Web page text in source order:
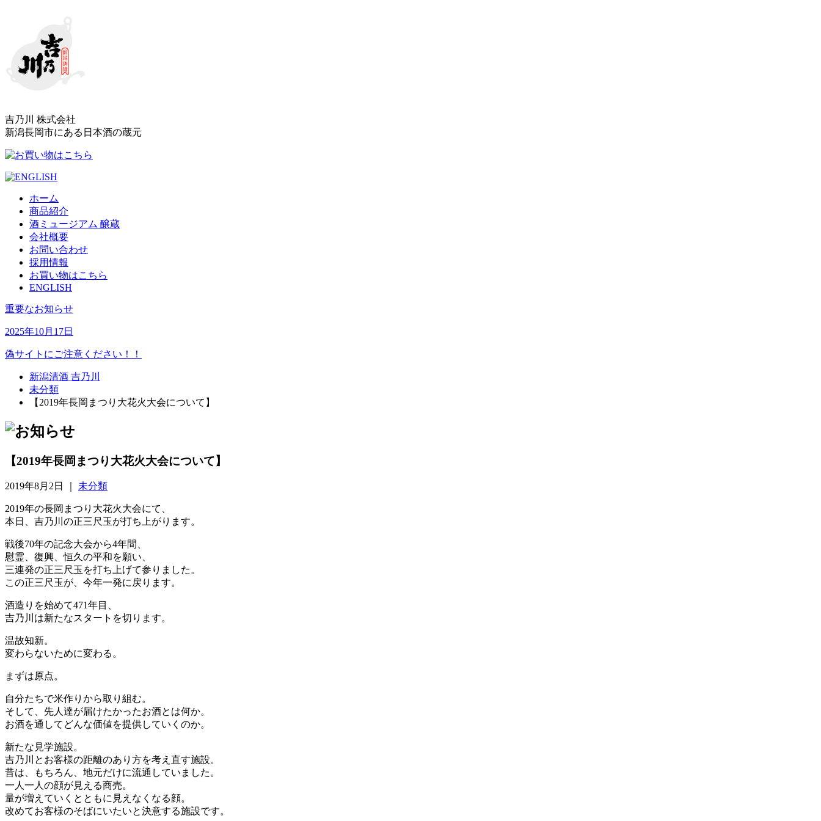
吉乃川 株式会社
新潟長岡市にある日本酒の蔵元
ホーム
商品紹介
酒ミュージアム 醸蔵
会社概要
お問い合わせ
採用情報
お買い物はこちら
ENGLISH
重要なお知らせ
2025年10月17日
偽サイトにご注意ください！！
新潟清酒 吉乃川
未分類
【2019年長岡まつり大花火大会について】
【2019年長岡まつり大花火大会について】
2019年8月2日 ｜ 未分類
2019年の長岡まつり大花火大会にて、
本日、吉乃川の正三尺玉が打ち上がります。
戦後70年の記念大会から4年間、
慰霊、復興、恒久の平和を願い、
三連発の正三尺玉を打ち上げて参りました。
この正三尺玉が、今年一発に戻ります。
酒造りを始めて471年目、
吉乃川は新たなスタートを切ります。
温故知新。
変わらないために変わる。
まずは原点。
自分たちで米作りから取り組む。
そして、先人達が届けたかったお酒とは何か。
お酒を通してどんな価値を提供していくのか。
新たな見学施設。
吉乃川とお客様の距離のあり方を考え直す施設。
昔は、もちろん、地元だけに流通していました。
一人一人の顔が見える商売。
量が増えていくとともに見えなくなる顔。
改めてお客様のそばにいたいと決意する施設です。